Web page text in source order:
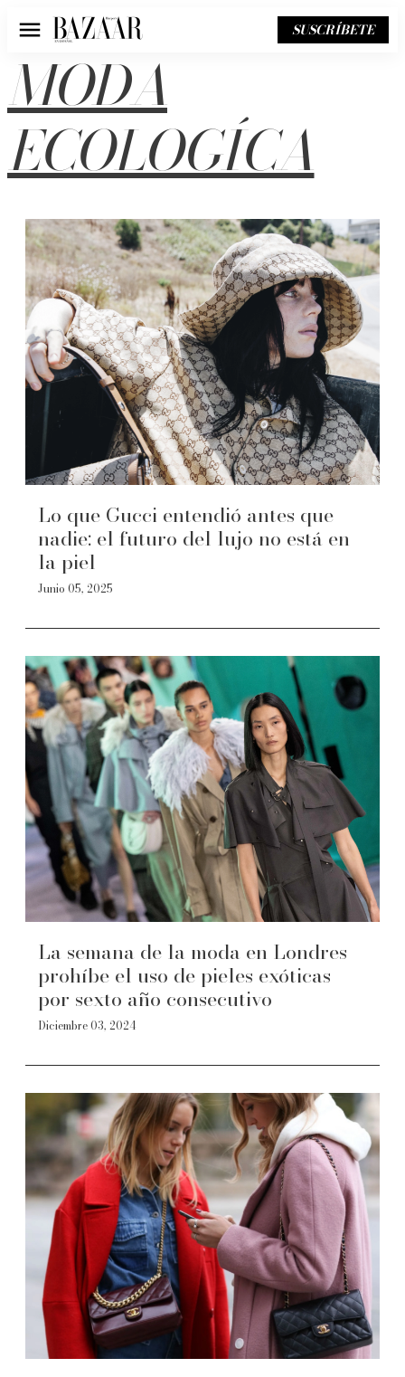
Menú SUSCRÍBETE
MODA
ECOLOGÍCA
Lo que Gucci entendió antes que
nadie: el futuro del lujo no está en
la piel
Junio 05, 2025
La semana de la moda en Londres
prohíbe el uso de pieles exóticas
por sexto año consecutivo
Diciembre 03, 2024